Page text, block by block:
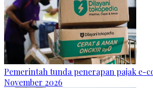
Pemerintah tunda penerapan pajak e-
November 2026